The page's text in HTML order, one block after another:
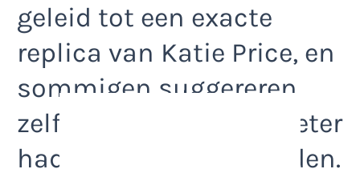
geleid tot een exacte
replica van Katie Price, en
sommigen suggereren
zelfs dat ze hun geld beter
hadden kunnen besteden.